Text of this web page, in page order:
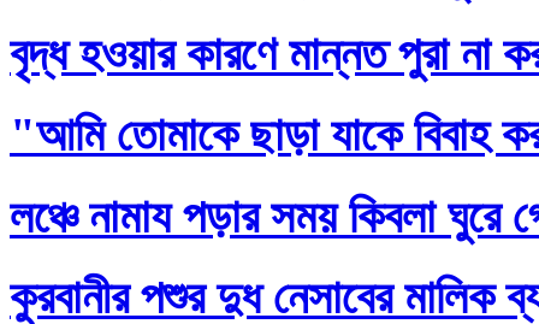
বৃদ্ধ হওয়ার কারণে মান্নত পুরা না
"আমি তোমাকে ছাড়া যাকে
লঞ্চে নামায পড়ার সময় কিবলা ঘুরে
কুরবানীর পশুর দুধ নেসাবের মালিক